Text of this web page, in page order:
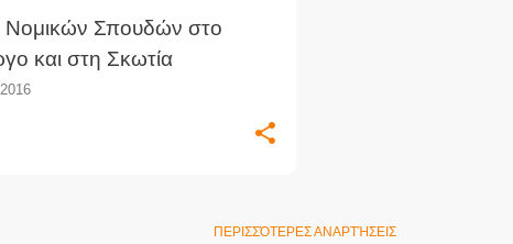
Νομικών Σπουδών στο
και στη Σκωτία
ΠΕΡΙΣΣΌΤΕΡΕΣ ΑΝΑΡΤΉΣΕΙΣ